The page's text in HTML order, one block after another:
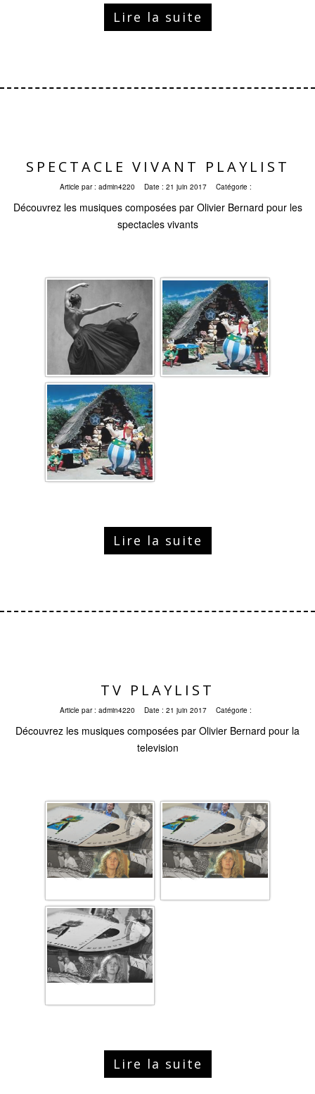
Lire la suite
SPECTACLE VIVANT PLAYLIST
Article par : admin4220 Date : 21 juin 2017 Catégorie :
Découvrez les musiques composées par Olivier Bernard pour les
spectacles vivants
Lire la suite
TV PLAYLIST
Article par : admin4220 Date : 21 juin 2017 Catégorie :
Découvrez les musiques composées par Olivier Bernard pour la
television
Lire la suite